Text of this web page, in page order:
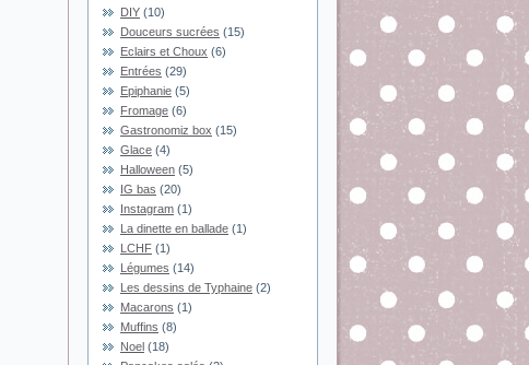
DIY (10)
Douceurs sucrées (15)
Eclairs et Choux (6)
Entrées (29)
Epiphanie (5)
Fromage (6)
Gastronomiz box (15)
Glace (4)
Halloween (5)
IG bas (20)
Instagram (1)
La dinette en ballade (1)
LCHF (1)
Légumes (14)
Les dessins de Typhaine (2)
Macarons (1)
Muffins (8)
Noel (18)